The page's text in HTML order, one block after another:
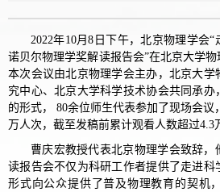
2022年10月8日下午，北京物理学会
诺贝尔物理学奖解读报告会”在北京大学物
本次会议由北京物理学会主办，北京大
究中心、北京大学科学技术协会共同承
的形式， 80余位师生代表参加了现场会议
万人次，截至发稿前累计观看人数超过4.3
曹庆宏教授代表北京物理学会致辞
读报告会不仅为科研工作者提供了走进科
形式向公众提供了普及物理教育的契机